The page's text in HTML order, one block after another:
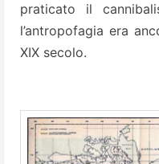
praticato il
l’antropofagia era
XIX secolo.